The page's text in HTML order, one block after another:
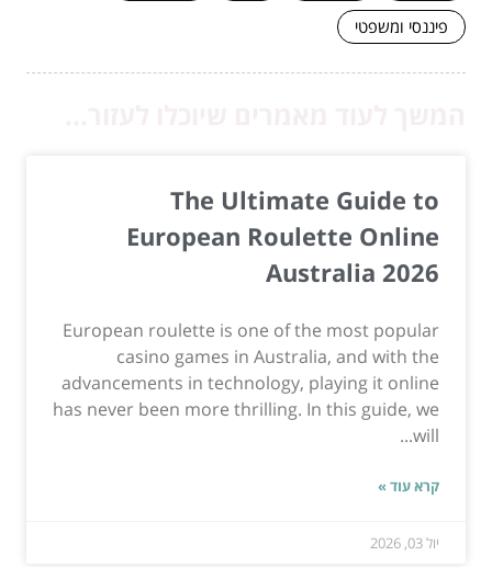
פיננסי ומשפטי
The Ultimate Guide to
European Roulette Online
Australia 2026
European roulette is one of the most popular
casino games in Australia, and with the
advancements in technology, playing it online
has never been more thrilling. In this guide, we
will...
קרא עוד »
יול 03, 2026